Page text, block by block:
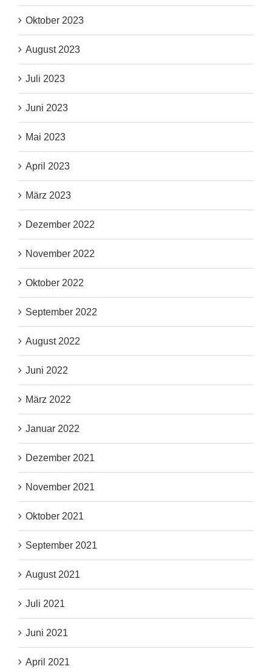
Oktober 2023
August 2023
Juli 2023
Juni 2023
Mai 2023
April 2023
März 2023
Dezember 2022
November 2022
Oktober 2022
September 2022
August 2022
Juni 2022
März 2022
Januar 2022
Dezember 2021
November 2021
Oktober 2021
September 2021
August 2021
Juli 2021
Juni 2021
April 2021